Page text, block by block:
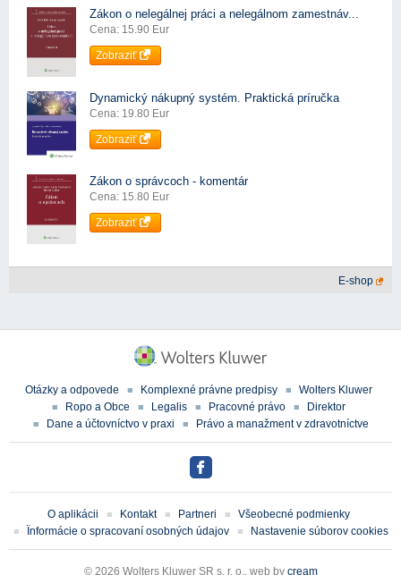
Zákon o nelegálnej práci a nelegálnom zamestnáv...
Cena: 15.90 Eur
Zobraziť
Dynamický nákupný systém. Praktická príručka
Cena: 19.80 Eur
Zobraziť
Zákon o správcoch - komentár
Cena: 15.80 Eur
Zobraziť
E-shop
Otázky a odpovede Komplexné právne predpisy
Wolters Kluwer
Ropo a Obce
Legalis Pracovné právo
Direktor
Dane a účtovníctvo v praxi
Právo a manažment v zdravotníctve
O aplikácii Kontakt Partneri
Všeobecné podmienky
Ïnformácie o spracovaní osobných údajov
Nastavenie súborov cookies
© 2026 Wolters Kluwer SR s. r. o., web by cream